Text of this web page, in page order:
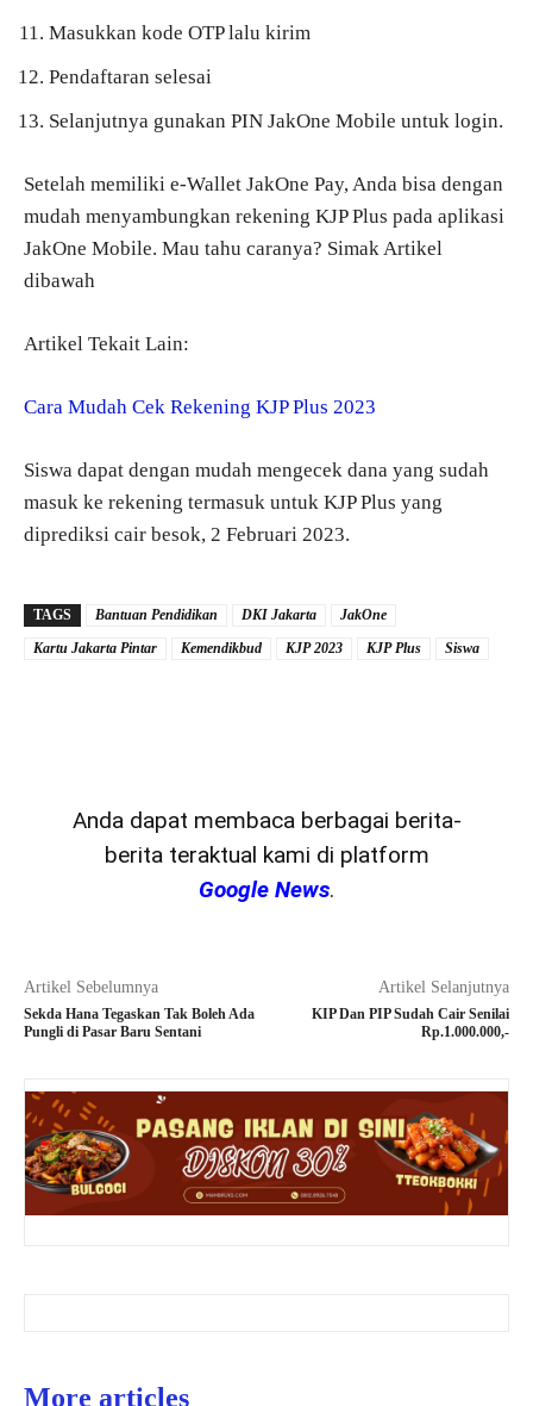
Masukkan kode OTP lalu kirim
Pendaftaran selesai
Selanjutnya gunakan PIN JakOne Mobile untuk login.
Setelah memiliki e-Wallet JakOne Pay, Anda bisa dengan
mudah menyambungkan rekening KJP Plus pada aplikasi
JakOne Mobile. Mau tahu caranya? Simak Artikel
dibawah
Artikel Tekait Lain:
Cara Mudah Cek Rekening KJP Plus 2023
Siswa dapat dengan mudah mengecek dana yang sudah
masuk ke rekening termasuk untuk KJP Plus yang
diprediksi cair besok, 2 Februari 2023.
TAGS Bantuan Pendidikan DKI Jakarta
JakOne
Kartu Jakarta Pintar
Kemendikbud KJP 2023 KJP Plus Siswa
Anda dapat membaca berbagai berita-
berita teraktual kami di platform
Google News.
Artikel Sebelumnya
Sekda Hana Tegaskan Tak Boleh Ada
Pungli di Pasar Baru Sentani
Artikel Selanjutnya
KIP Dan PIP Sudah Cair Senilai
Rp.1.000.000,-
More articles